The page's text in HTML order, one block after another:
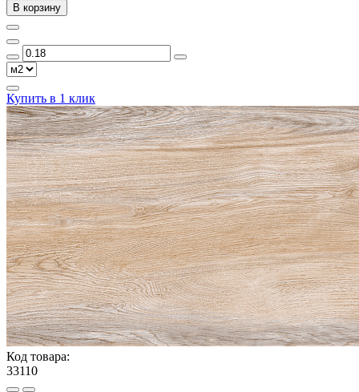
В корзину
Купить в 1 клик
Код товара:
33110